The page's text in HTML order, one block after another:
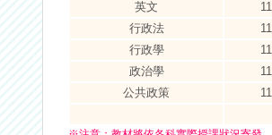
英文
行政法
行政學
政治學
公共政策